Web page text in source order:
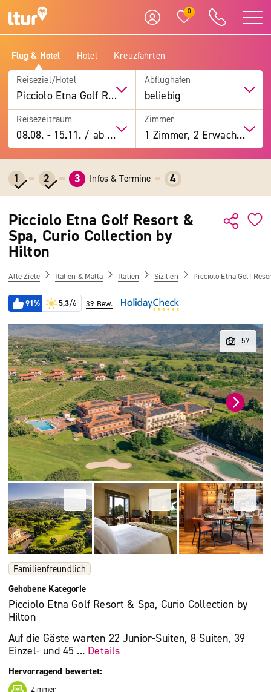
0
Flug & Hotel Hotel Kreuzfahrten
Reiseziel/Hotel
Picciolo Etna Golf Resort & Spa, Curio Collection by Hilton
Abflughafen
beliebig
Reisezeitraum
08.08. -15.11. / ab 7 Tage
Zimmer
1 Zimmer, 2 Erwachsene
1 2 3 Infos & Termine 4
Picciolo Etna Golf Resort &
Spa, Curio Collection by
Hilton
Alle Ziele Italien & Malta Italien Sizilien Picciolo Etna Golf
91% 5,3/6 39 Bew.
Familienfreundlich
Gehobene Kategorie
Picciolo Etna Golf Resort & Spa, Curio Collection by
Hilton
Auf die Gäste warten 22 Junior-Suiten, 8 Suiten, 39
Einzel- und 45 ... Details
Hervorragend bewertet:
Zimmer